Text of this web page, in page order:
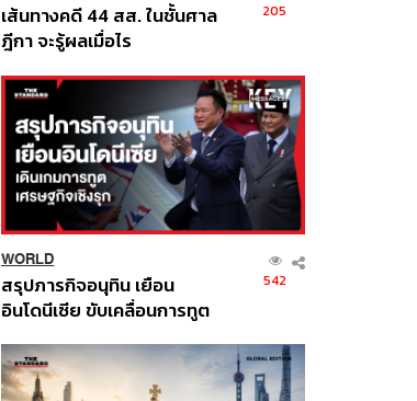
เส้นทางคดี 44 สส. ในชั้นศาล
ฎีกา จะรู้ผลเมื่อไร
205
WORLD
สรุปภารกิจอนุทิน เยือน
อินโดนีเซีย ขับเคลื่อนการทูต
ส่วนยุทธศาสตร์ไทย –
อินโดนีเซีย
542